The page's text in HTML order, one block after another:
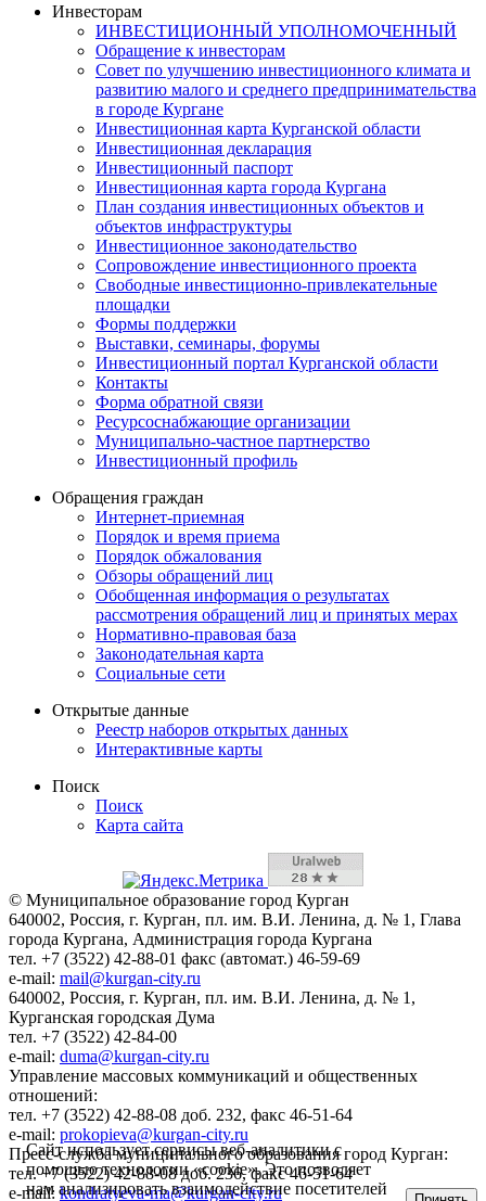
Инвесторам
ИНВЕСТИЦИОННЫЙ УПОЛНОМОЧЕННЫЙ
Обращение к инвесторам
Совет по улучшению инвестиционного климата и
развитию малого и среднего предпринимательства
в городе Кургане
Инвестиционная карта Курганской области
Инвестиционная декларация
Инвестиционный паспорт
Инвестиционная карта города Кургана
План создания инвестиционных объектов и
объектов инфраструктуры
Инвестиционное законодательство
Сопровождение инвестиционного проекта
Свободные инвестиционно-привлекательные
площадки
Формы поддержки
Выставки, семинары, форумы
Инвестиционный портал Курганской области
Контакты
Форма обратной связи
Ресурсоснабжающие организации
Муниципально-частное партнерство
Инвестиционный профиль
Обращения граждан
Интернет-приемная
Порядок и время приема
Порядок обжалования
Обзоры обращений лиц
Обобщенная информация о результатах
рассмотрения обращений лиц и принятых мерах
Нормативно-правовая база
Законодательная карта
Социальные сети
Открытые данные
Реестр наборов открытых данных
Интерактивные карты
Поиск
Поиск
Карта сайта
© Муниципальное образование город Курган
640002, Россия, г. Курган, пл. им. В.И. Ленина, д. № 1, Глава
города Кургана, Администрация города Кургана
тел. +7 (3522) 42-88-01 факс (автомат.) 46-59-69
e-mail: mail@kurgan-city.ru
640002, Россия, г. Курган, пл. им. В.И. Ленина, д. № 1,
Курганская городская Дума
тел. +7 (3522) 42-84-00
e-mail: duma@kurgan-city.ru
Управление массовых коммуникаций и общественных
отношений:
тел. +7 (3522) 42-88-08 доб. 232, факс 46-51-64
e-mail: prokopieva@kurgan-city.ru
Пресс-служба муниципального образования город Курган:
тел. +7 (3522) 42-88-08 доб. 236, факс 46-51-64
e-mail:kondratyeva-ma@kurgan-city.ru
Сайт использует сервисы веб-аналитики с
помощью технологии «cookie». Это позволяет
нам анализировать взаимодействие посетителей